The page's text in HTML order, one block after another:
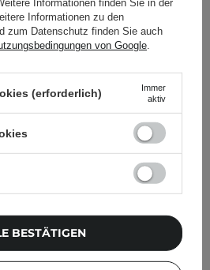
Informationen zu den
zum Datenschutz finden Sie auch
von Google
(erforderlich)
Immer
aktiv
BESTÄTIGEN